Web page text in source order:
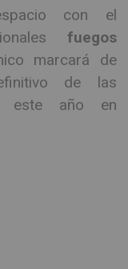
con el
fuegos
marcará de
de las
este año en